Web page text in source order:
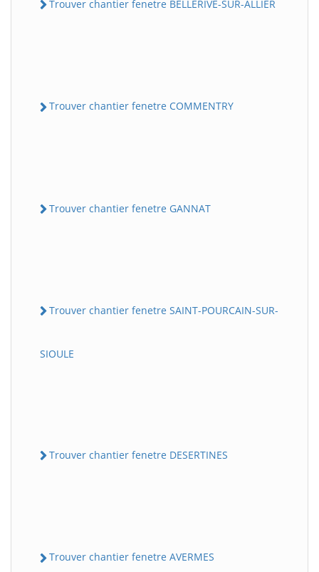
Trouver chantier fenetre BELLERIVE-SUR-ALLIER
Trouver chantier fenetre COMMENTRY
Trouver chantier fenetre GANNAT
Trouver chantier fenetre SAINT-POURCAIN-SUR-
SIOULE
Trouver chantier fenetre DESERTINES
Trouver chantier fenetre AVERMES